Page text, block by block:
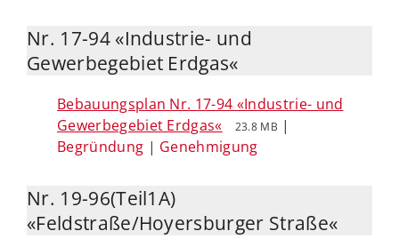
Nr. 17-94 «Industrie- und
Gewerbegebiet Erdgas«
Bebauungsplan Nr. 17-94 «Industrie- und
Gewerbegebiet Erdgas«
23.8 MB |
Begründung | Genehmigung
Nr. 19-96(Teil1A)
«Feldstraße/Hoyersburger Straße«